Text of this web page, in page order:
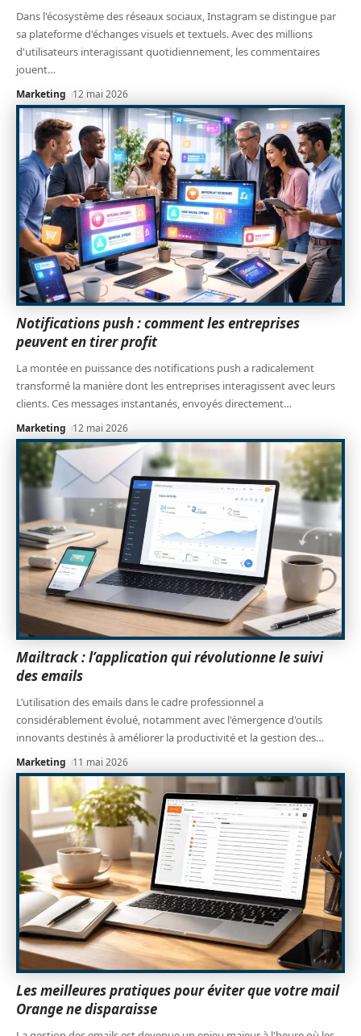
Dans l'écosystème des réseaux sociaux, Instagram se distingue par
sa plateforme d'échanges visuels et textuels. Avec des millions
d'utilisateurs interagissant quotidiennement, les commentaires
jouent…
Marketing 12 mai 2026
Notifications push : comment les entreprises
peuvent en tirer profit
La montée en puissance des notifications push a radicalement
transformé la manière dont les entreprises interagissent avec leurs
clients. Ces messages instantanés, envoyés directement…
Marketing 12 mai 2026
Mailtrack : l’application qui révolutionne le suivi
des emails
L’utilisation des emails dans le cadre professionnel a
considérablement évolué, notamment avec l'émergence d'outils
innovants destinés à améliorer la productivité et la gestion des…
Marketing 11 mai 2026
Les meilleures pratiques pour éviter que votre mail
Orange ne disparaisse